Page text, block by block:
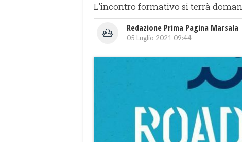
L'incontro formativo si terrà
Redazione Prima Pagina Marsala
05 Luglio 2021 09:44